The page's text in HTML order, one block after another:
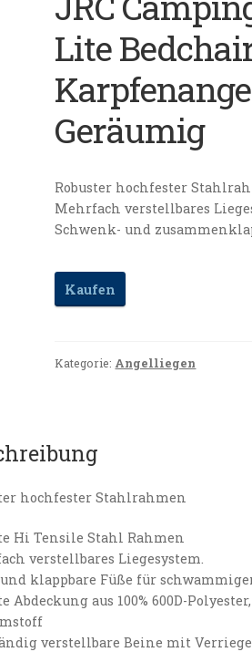
Lite
Geräumig
Robuster hochfester
Mehrfach verstellbares
Schwenk- und
Kaufen
Kategorie: Angelliegen
hochfester Stahlrahmen
Hi Tensile Stahl Rahmen
verstellbares Liegesystem.
klappbare Füße für
Abdeckung aus 100% 600D-
verstellbare Beine mit